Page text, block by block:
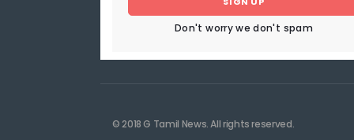
Don't worry we don't spam
© 2018 G Tamil News. All rights reserved.